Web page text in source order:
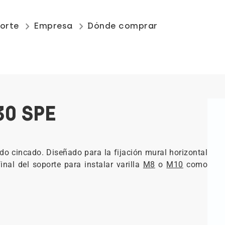
keyboard_arrow_right Empresa keyboard_arrow_right Dónde comprar
SPE
cincado. Diseñado para la fijación mural horizontal
del soporte para instalar varilla M8 o M10 como